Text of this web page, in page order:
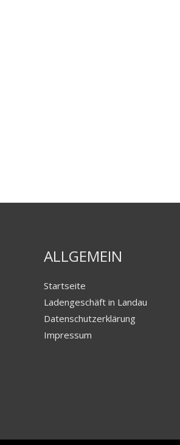
ALLGEMEIN
Startseite
Ladengeschäft in Landau
Datenschutzerklärung
Impressum